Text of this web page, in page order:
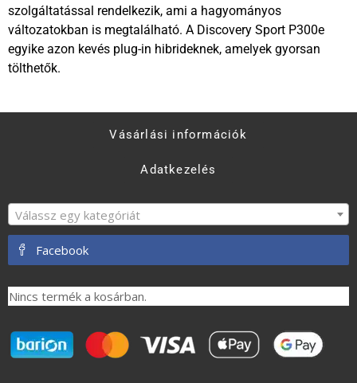
szolgáltatással rendelkezik, ami a hagyományos
változatokban is megtalálható. A Discovery Sport P300e
egyike azon kevés plug-in hibrideknek, amelyek gyorsan
tölthetők.
Vásárlási információk
Adatkezelés
Válassz egy kategóriát
Facebook
Nincs termék a kosárban.